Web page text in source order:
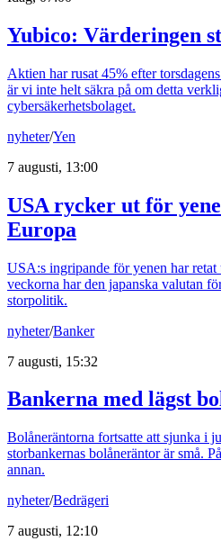
Yubico: Värderingen
Aktien har rusat 45% efter
är vi inte helt säkra på om detta
cybersäkerhetsbolaget.
nyheter/Yen
7 augusti, 13:00
USA rycker ut för
Europa
USA:s ingripande för yenen har retat
veckorna har den japanska valutan
storpolitik.
nyheter/Banker
7 augusti, 15:32
Bankerna med lägst
Bolåneräntorna fortsatte att sjunka i
storbankernas bolåneräntor är små.
annan.
nyheter/Bedrägeri
7 augusti, 12:10